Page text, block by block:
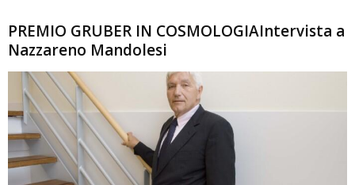
PREMIO GRUBER IN COSMOLOGIAIntervista a
Nazzareno Mandolesi